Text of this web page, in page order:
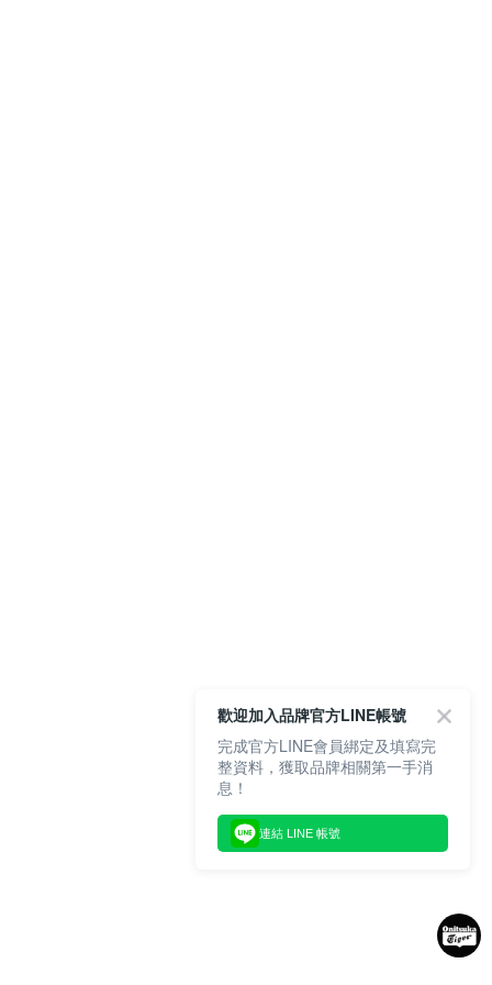
歡迎加入品牌官方LINE帳號
完成官方LINE會員綁定及填寫完
整資料，獲取品牌相關第一手消
息！
連結 LINE 帳號